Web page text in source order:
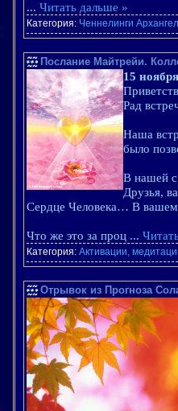
... Читать дальше »
Категория: Ченнелинги
Послание Майтрейи.
15
Рад
Наша
было
В нашей с
Друзья,
Сердце Человека… В
Что же это за проц ...
Категория: Активации,
Отрывок из Прогноза